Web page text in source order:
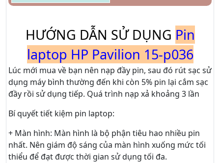
HƯỚNG DẪN SỬ DỤNG Pin
laptop HP Pavilion 15-p036
Lúc mới mua về bạn nên nạp đầy pin, sau đó rút sạc sử
dụng máy bình thường đến khi còn 5% pin lại cắm sạc
đầy rồi sử dụng tiếp. Quá trình nạp xả khoảng 3 lần
Bí quyết tiết kiệm pin laptop:
+ Màn hình: Màn hình là bộ phận tiêu hao nhiều pin
nhất. Nên giám độ sáng của màn hình xuống mức tối
thiểu để đạt được thời gian sử dụng tối đa.